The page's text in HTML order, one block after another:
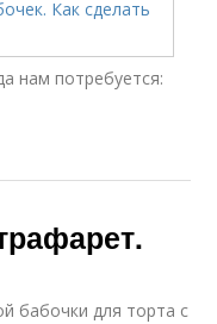
нам потребуется:
бабочки для торта с